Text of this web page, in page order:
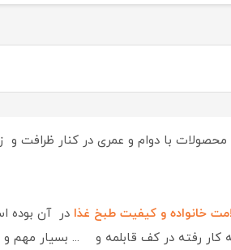
با دوام و عمری در کنار ظرافت و
خانواده و کیفیت طبخ غذا در آن بوده
رفته در کف قابلمه و ... بسیار مهم و